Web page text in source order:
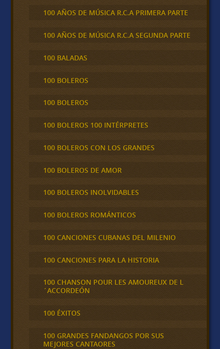
100 AÑOS DE MÚSICA R.C.A PRIMERA PARTE
100 AÑOS DE MÚSICA R.C.A SEGUNDA PARTE
100 BALADAS
100 BOLEROS
100 BOLEROS
100 BOLEROS 100 INTÉRPRETES
100 BOLEROS CON LOS GRANDES
100 BOLEROS DE AMOR
100 BOLEROS INOLVIDABLES
100 BOLEROS ROMÁNTICOS
100 CANCIONES CUBANAS DEL MILENIO
100 CANCIONES PARA LA HISTORIA
100 CHANSON POUR LES AMOUREUX DE L
´ACCORDEÓN
100 ÉXITOS
100 GRANDES FANDANGOS POR SUS
MEJORES CANTAORES